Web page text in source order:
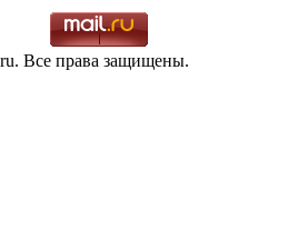
Все права защищены.